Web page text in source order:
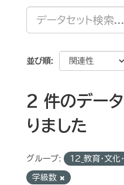
並び順
2 件のデー
りました
グループ: 12_教育・文化
学級数